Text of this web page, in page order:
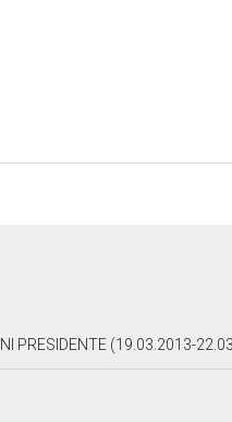
PRESIDENTE (19.03.2013-